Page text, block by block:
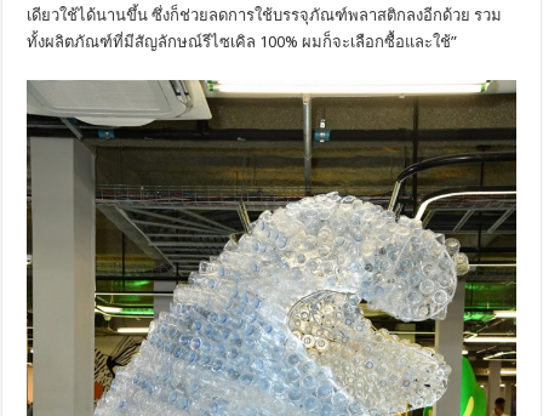
เดียวใช้ได้นานขึ้น ซึ่งก็ช่วยลดการใช้บรรจุภัณฑ์พลาสติกลงอีกด้วย รวม
ทั้งผลิตภัณฑ์ที่มีสัญลักษณ์รีไซเคิล 100% ผมก็จะเลือกซื้อและใช้”